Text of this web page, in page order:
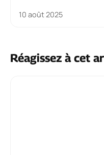
10 août 2025
Réagissez à cet